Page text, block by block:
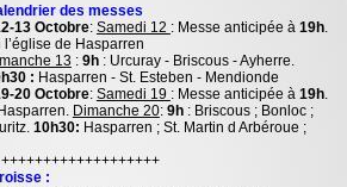
Vie de la paroisse
Les clochers
et vie chrétienne
Enfants et jeunes
des messes
13 Octobre: Samedi 12 : Messe anticipée à 19h.
l’église de Hasparren
13 : 9h : Urcuray - Briscous - Ayherre.
: Hasparren - St. Esteben - Mendionde
20 Octobre: Samedi 19 : Messe anticipée à 19h.
Dimanche 20: 9h : Briscous ; Bonloc ;
10h30: Hasparren ; St. Martin d Arbéroue ;
+++++++++++++++++++
: